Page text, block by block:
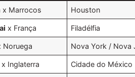
x Marrocos Houston
x França Filadélfia
Noruega Nova York / Nova
Inglaterra Cidade do México